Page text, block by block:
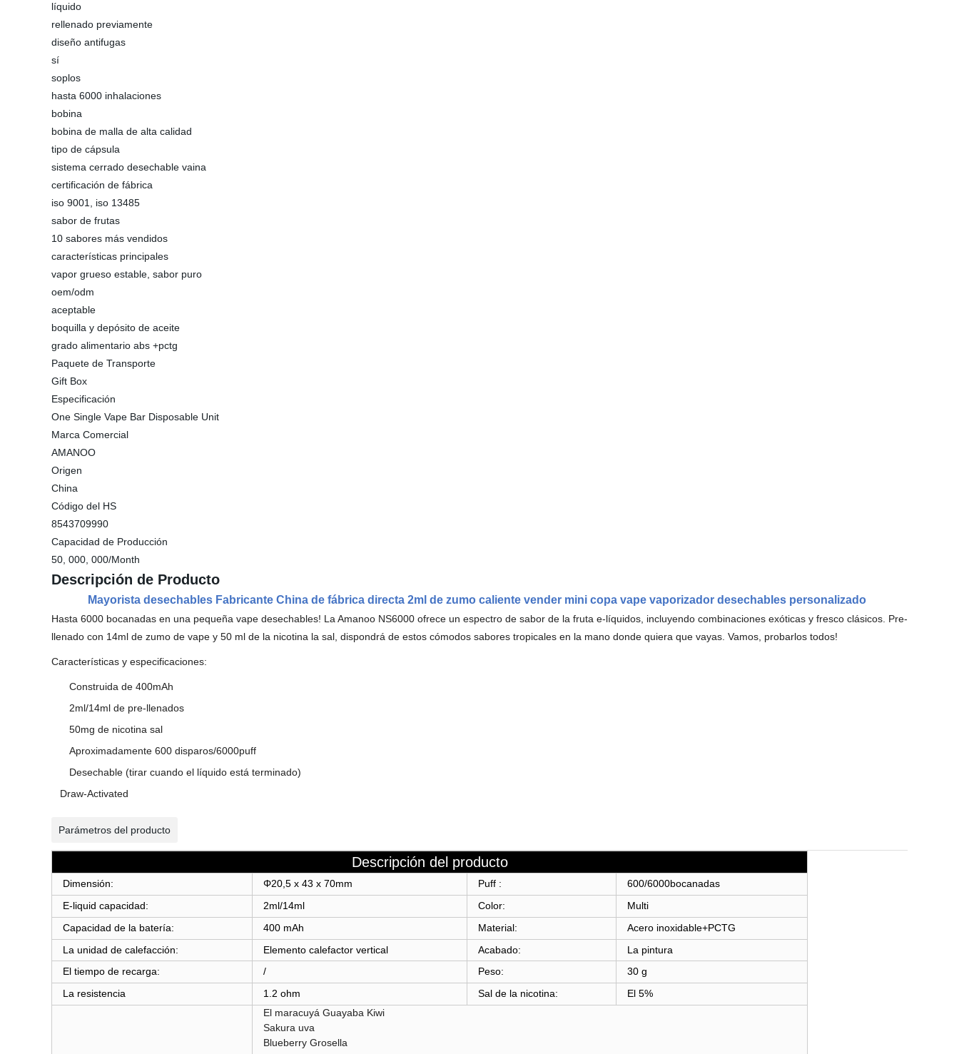
líquido
rellenado previamente
diseño antifugas
sí
soplos
hasta 6000 inhalaciones
bobina
bobina de malla de alta calidad
tipo de cápsula
sistema cerrado desechable vaina
certificación de fábrica
iso 9001, iso 13485
sabor de frutas
10 sabores más vendidos
características principales
vapor grueso estable, sabor puro
oem/odm
aceptable
boquilla y depósito de aceite
grado alimentario abs +pctg
Paquete de Transporte
Gift Box
Especificación
One Single Vape Bar Disposable Unit
Marca Comercial
AMANOO
Origen
China
Código del HS
8543709990
Capacidad de Producción
50, 000, 000/Month
Descripción de Producto
Mayorista desechables Fabricante China de fábrica directa 2ml de zumo caliente vender mini copa vape vaporizador desechables personalizado
Hasta 6000 bocanadas en una pequeña vape desechables! La Amanoo NS6000 ofrece un espectro de sabor de la fruta e-líquidos, incluyendo combinaciones exóticas y fresco clásicos. Pre-
llenado con 14ml de zumo de vape y 50 ml de la nicotina la sal, dispondrá de estos cómodos sabores tropicales en la mano donde quiera que vayas. Vamos, probarlos todos!
Características y especificaciones:
Construida de 400mAh
2ml/14ml de pre-llenados
50mg de nicotina sal
Aproximadamente 600 disparos/6000puff
Desechable (tirar cuando el líquido está terminado)
Draw-Activated
Parámetros del producto
Descripción del producto
Dimensión: Φ20,5 x 43 x 70mm Puff :
600/6000bocanadas
E-liquid capacidad:
2ml/14ml Color:
Multi
Capacidad de la batería:
400 mAh Material:
Acero inoxidable+PCTG
La unidad de calefacción:
Elemento calefactor vertical Acabado:
La pintura
El tiempo de recarga:
/ Peso:
30 g
La resistencia
1.2 ohm Sal de la nicotina:
El 5%
El maracuyá Guayaba Kiwi
Sakura uva
Blueberry Grosella